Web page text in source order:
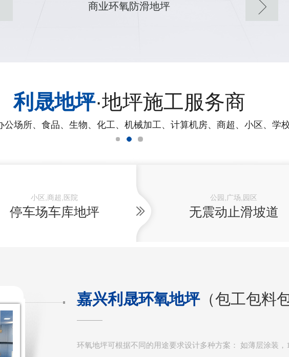
彩色透水地坪施工
利晟地坪·地坪施工服务商
公场所、食品、生物、化工、机械加工、计算机房、商超、小区、学
小区,商超,医院
停车场车库地坪
公园,广场,园区
无震动止滑坡道
嘉兴利晟环氧地坪（包工包料
环氧地坪可根据不同的用途要求设计多种方案 ： 如薄层涂装